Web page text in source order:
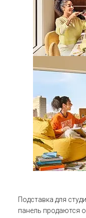
Подставка для
панель продаются